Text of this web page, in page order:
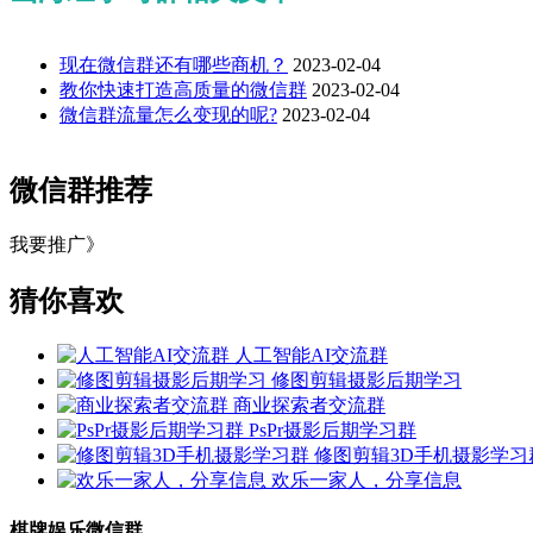
现在微信群还有哪些商机？ 2023-02-04
教你快速打造高质量的微信群 2023-02-04
微信群流量怎么变现的呢? 2023-02-04
微信群推荐
我要推广》
猜你喜欢
人工智能AI交流群
修图剪辑摄影后期学习
商业探索者交流群
PsPr摄影后期学习群
修图剪辑3D手机摄影学习
欢乐一家人，分享信息